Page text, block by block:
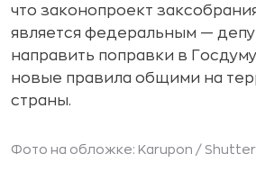
что законопроект
является федеральным —
направить поправки в
новые правила общими на
страны.
Фото на обложке: Karupon /